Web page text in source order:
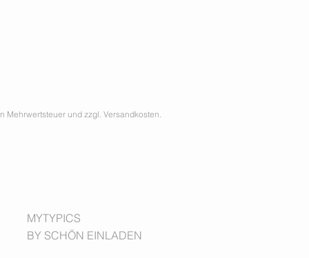
Mehrwertsteuer und zzgl. Versandkosten.
MYTYPICS
BY SCHÖN EINLADEN